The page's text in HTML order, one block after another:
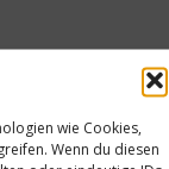
wie Cookies,
Wenn du diesen